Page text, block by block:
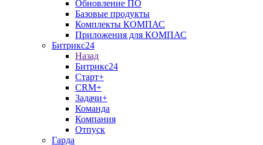
Обновление ПО
Базовые продукты
Комплекты КОМПАС
Приложения для КОМПАС
Битрикс24
Назад
Битрикс24
Старт+
CRM+
Задачи+
Команда
Компания
Отпуск
Гарда